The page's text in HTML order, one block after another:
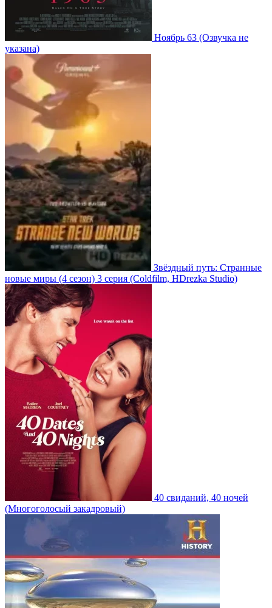
Ноябрь 63 (Озвучка не
указана)
Звёздный путь: Странные
новые миры (4 сезон) 3 серия (Coldfilm, HDrezka Studio)
40 свиданий, 40 ночей
(Многоголосый закадровый)